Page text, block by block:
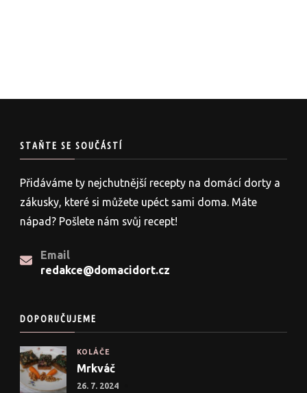
STAŇTE SE SOUČÁSTÍ
Přidáváme ty nejchutnější recepty na domácí dorty a
zákusky, které si můžete upéct sami doma. Máte
nápad? Pošlete nám svůj recept!
Email
redakce@domacidort.cz
DOPORUČUJEME
KOLÁČE
Mrkváč
26. 7. 2024